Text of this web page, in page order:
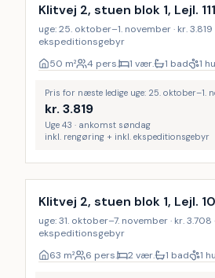
Klitvej 2, stuen blok 1, Lejl.
uge: 25. oktober–1. november · kr.
ekspeditionsgebyr
50 m² 4 pers. 1 vær. 1 bad 1
Pris for næste ledige uge: 25. oktober–1.
kr. 3.819
Uge 43 · ankomst søndag
inkl. rengøring + inkl. ekspeditionsgebyr
Inkl. rengøring
Klitvej 2, stuen blok 1, Lejl.
uge: 31. oktober–7. november · kr.
ekspeditionsgebyr
63 m² 6 pers. 2 vær. 1 bad 1